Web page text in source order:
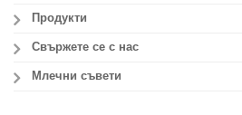
Продукти
Свържете се с нас
Млечни съвети